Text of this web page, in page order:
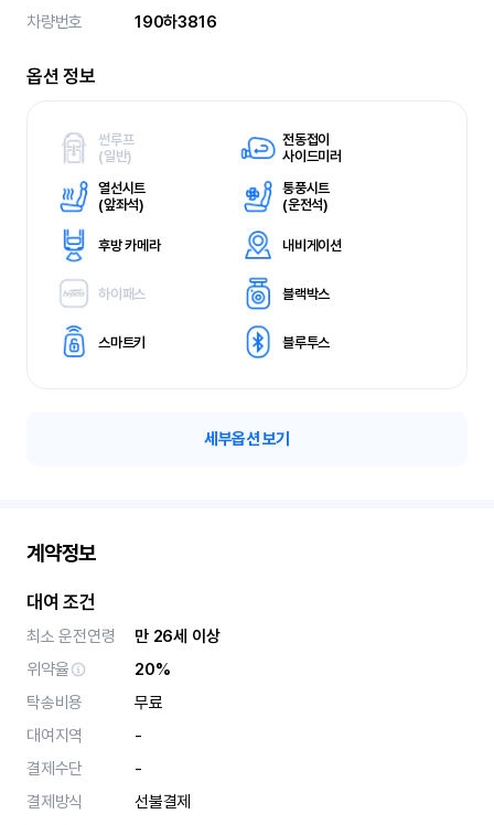
차량번호
190하3816
옵션 정보
썬루프
(일반)
전동접이
사이드미러
열선시트
(앞좌석)
통풍시트
(운전석)
후방 카메라 내비게이션
하이패스 블랙박스
스마트키 블루투스
세부옵션 보기
계약정보
대여 조건
최소 운전연령
만 26세 이상
위약율
20%
탁송비용
무료
대여지역
-
결제수단
-
결제방식
선불결제